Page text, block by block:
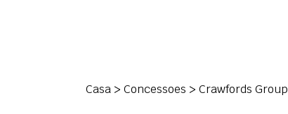
Casa > Concessoes > Crawfords Group